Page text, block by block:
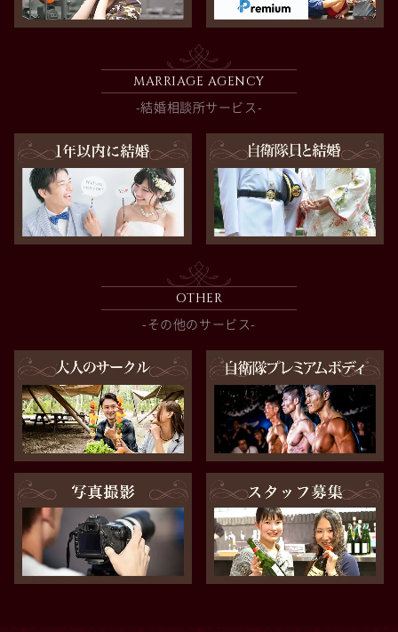
MARRIAGE AGENCY
-結婚相談所サービス-
OTHER
-その他のサービス-